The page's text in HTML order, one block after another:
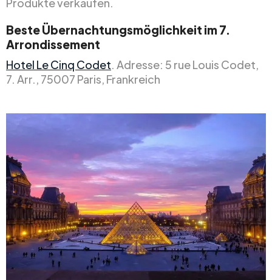
Beste Übernachtungsmöglichkeit im 7.
Arrondissement
Hotel Le Cinq Codet. Adresse: 5 rue Louis Codet,
7. Arr., 75007 Paris, Frankreich